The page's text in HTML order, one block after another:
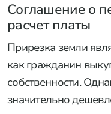
Соглашение о
расчет платы
Прирезка земли
как гражданин
собственности.
значительно